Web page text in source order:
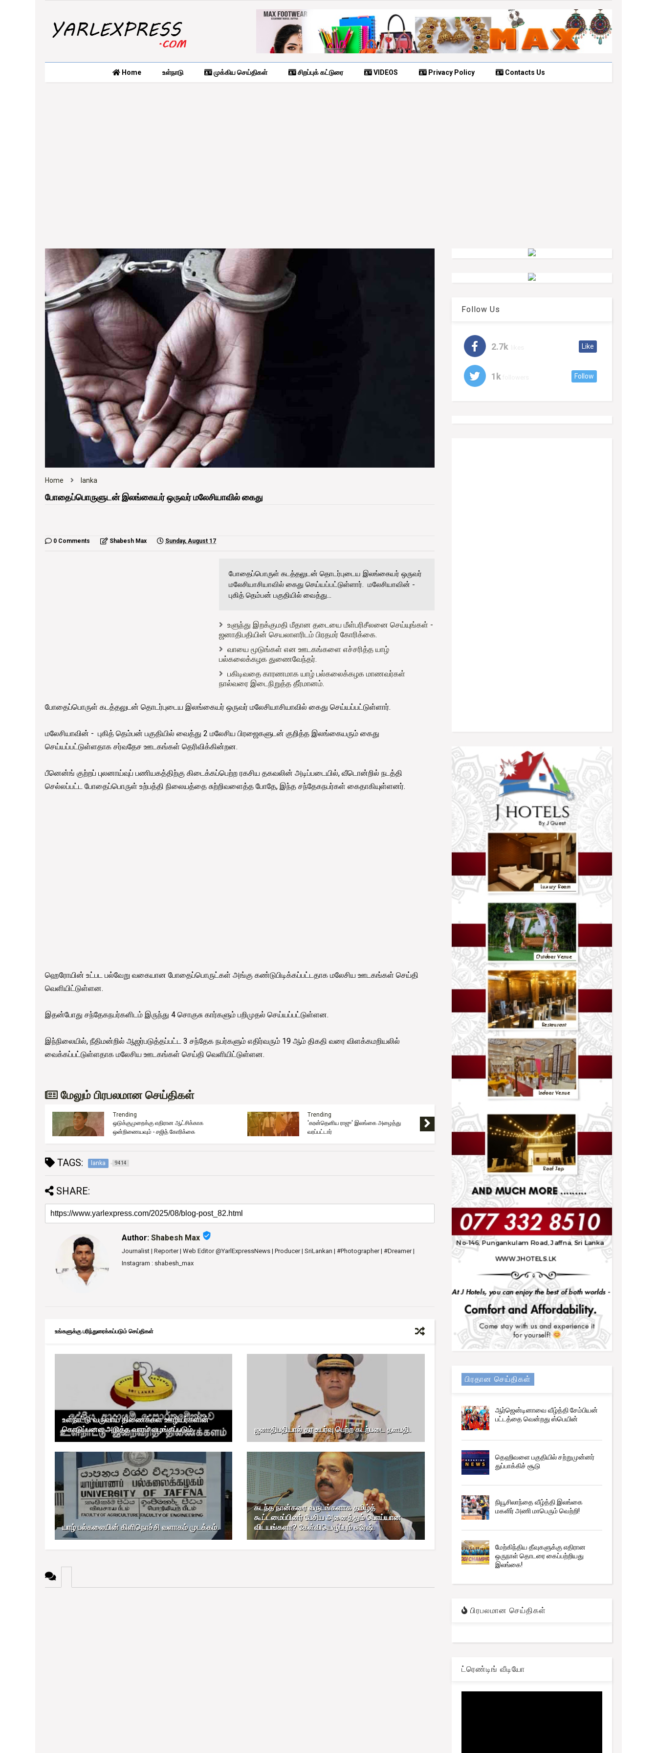
Home உள்நாடு முக்கிய செய்திகள் சிறப்புக் கட்டுரை VIDEOS Privacy Policy Contacts Us
Home lanka
போதைப்பொருளுடன் இலங்கையர் ஒருவர் மலேசியாவில் கைது
0 Comments Shabesh Max Sunday, August 17
போதைப்பொருள் கடத்தலுடன் தொடர்புடைய இலங்கையர் ஒருவர்
மலேசியாசியாவில் கைது செய்யப்பட்டுள்ளார். மலேசியாவின் -
புகித் தெம்பன் பகுதியில் வைத்து...
உளுந்து இறக்குமதி மீதான தடையை மீள்பரிசீலனை செய்யுங்கள் -
ஜனாதிபதியின் செயலாளரிடம் பிரதமர் கோரிக்கை.
வாயை மூடுங்கள் என ஊடகங்களை எச்சரித்த யாழ்
பல்கலைக்கழக துணைவேந்தர்.
பகிடிவதை காரணமாக யாழ் பல்கலைக்கழக மாணவர்கள்
நால்வரை இடைநிறுத்த தீர்மானம்.
போதைப்பொருள் கடத்தலுடன் தொடர்புடைய இலங்கையர் ஒருவர் மலேசியாசியாவில் கைது செய்யப்பட்டுள்ளார்.
மலேசியாவின் - புகித் தெம்பன் பகுதியில் வைத்து 2 மலேசிய பிரஜைகளுடன் குறித்த இலங்கையரும் கைது
செய்யப்பட்டுள்ளதாக சர்வதேச ஊடகங்கள் தெரிவிக்கின்றன.
பீனென்ங் குற்றப் புலனாய்வுப் பணியகத்திற்கு கிடைக்கப்பெற்ற ரகசிய தகவலின் அடிப்படையில், வீடொன்றில் நடத்தி
செல்லப்பட்ட போதைப்பொருள் உற்பத்தி நிலையத்தை சுற்றிவளைத்த போதே, இந்த சந்தேகநபர்கள் கைதாகியுள்ளனர்.
ஹெரோயின் உட்பட பல்வேறு வகையான போதைப்பொருட்கள் அங்கு கண்டுபிடிக்கப்பட்டதாக மலேசிய ஊடகங்கள் செய்தி
வெளியிட்டுள்ளன.
இதன்போது சந்தேகநபர்களிடம் இருந்து 4 சொகுசு கார்களும் பறிமுதல் செய்யப்பட்டுள்ளன.
இந்நிலையில், நீதிமன்றில் ஆஜர்படுத்தப்பட்ட 3 சந்தேக நபர்களும் எதிர்வரும் 19 ஆம் திகதி வரை விளக்கமறியலில்
வைக்கப்பட்டுள்ளதாக மலேசிய ஊடகங்கள் செய்தி வெளியிட்டுள்ளன.
மேலும் பிரபலமான செய்திகள்
Trending
ஒடுக்குமுறைக்கு எதிரான ஆட்சிக்காக
ஒன்றிணையவும் - சஜித் கோரிக்கை
Trending
'கரன்தெனிய ராஜு' இலங்கை அழைத்து
வரப்பட்டார்
Trending
நிர்ணயிக்கப்பட்ட திகதிகளில் பரீட்சைகள்
நடைபெறும் - ஆணையாளர் நாயகம்
TAGS: lanka 9414
SHARE:
Author: Shabesh Max verified_user
Journalist | Reporter | Web Editor @YarlExpressNews | Producer | SriLankan | #Photographer | #Dreamer |
Instagram : shabesh_max
உங்களுக்கு பரிந்துரைக்கப்படும் செய்திகள்
உள்நாட்டு வருவாய் திணைக்கள ஊழியர்களின்
கொடுப்பனவு அடுத்த வாரம் வழங்கப்படும்.
ஜனாதிபதியால் தர உயர்வு பெற்ற கடற்படை தளபதி.
யாழ் பல்கலையின் கிளிநொச்சி வளாகம் முடக்கம்.
கடந்த நான்கரை வருடங்களாக தமிழ்த்
கூட்டமைப்பினர் பேசிய அனைத்தும் பொய்யான
விடயங்களா? கேள்வியெழுப்பும் சுரேஷ்.
Follow Us
2.7k Like
1k Follow
பிரதான செய்திகள்
ஆர்ஜென்டினாவை வீழ்த்தி சேம்பியன்
பட்டத்தை வென்றது ஸ்பெயின்
தெஹிவளை பகுதியில் சற்றுமுன்னர்
துப்பாக்கிச் சூடு
நியூசிலாந்தை வீழ்த்தி இலங்கை
மகளிர் அணி மாபெரும் வெற்றி!
மேற்கிந்திய தீவுகளுக்கு எதிரான
ஒருநாள் தொடரை கைப்பற்றியது
இலங்கை!
பிரபலமான செய்திகள்
ட்ரெண்டிங் வீடியோ